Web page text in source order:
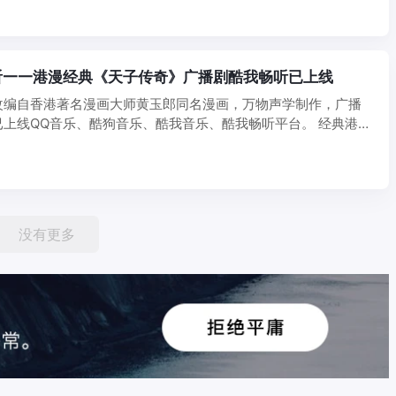
——港漫经典《天子传奇》广播剧酷我畅听已上线
自香港著名漫画大师黄玉郎同名漫画，万物声学制作，广播
线QQ音乐、酷狗音乐、酷我音乐、酷我畅听平台。 经典港漫
没有更多